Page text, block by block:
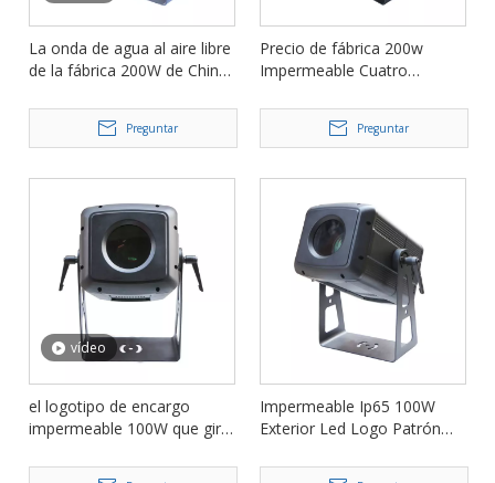
La onda de agua al aire libre
de la fábrica 200W de China
del proyector
Preguntar
Precio de fábrica 200w
Impermeable Cuatro
Gobo Proyector Luz FD-
Preguntar
vídeo
el logotipo de encargo
impermeable 100W que gira
IM100Z de la publicidad del
Impermeable Ip65 100W
Exterior Led Logo Patrón
IM100